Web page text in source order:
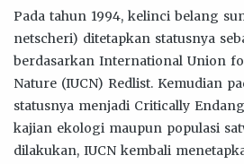
Pada tahun 1994, kelinci belang
netscheri) ditetapkan statusnya
berdasarkan International Union
Nature (IUCN) Redlist. Kemudian
statusnya menjadi Critically
kajian ekologi maupun populasi
dilakukan, IUCN kembali